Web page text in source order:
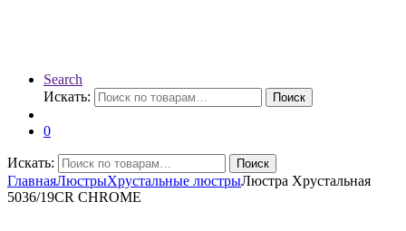
Search
Искать:
Поиск
0
Искать: Поиск
ГлавнаяЛюстрыХрустальные люстрыЛюстра Хрустальная
5036/19CR CHROME